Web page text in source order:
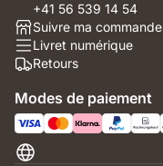
+41 56 539 14 54
Suivre ma commande
Livret numérique
Retours
Modes de paiement